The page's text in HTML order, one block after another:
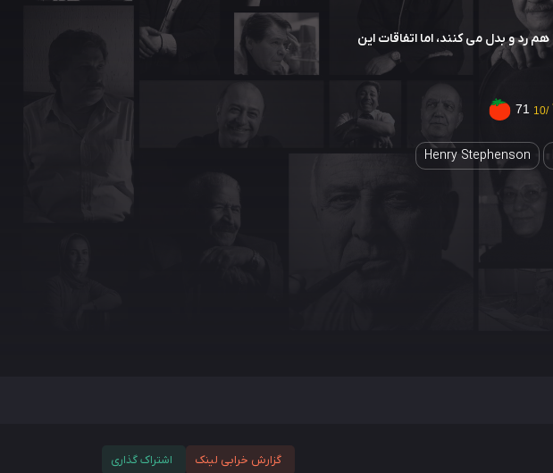
رد و بدل می کنند، اما اتفاقات این
/10
71
Henry Stephenson
گزارش خرابی لینک اشتراک گذاری